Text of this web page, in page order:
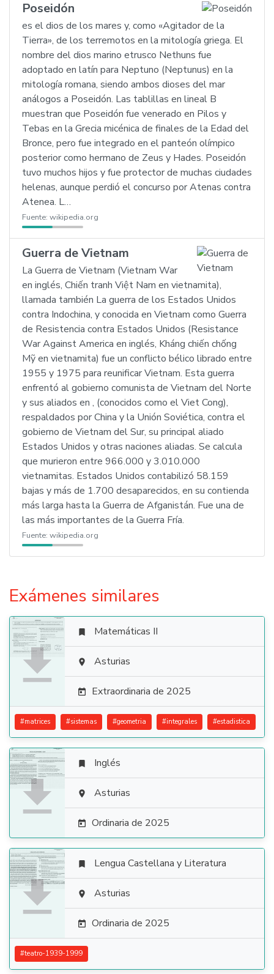
Poseidón
es el dios de los mares y, como «Agitador de la
Tierra», de los terremotos en la mitología griega. El
nombre del dios marino etrusco Nethuns fue
adoptado en latín para Neptuno (Neptunus) en la
mitología romana, siendo ambos dioses del mar
análogos a Poseidón. Las tablillas en lineal B
muestran que Poseidón fue venerado en Pilos y
Tebas en la Grecia micénica de finales de la Edad del
Bronce, pero fue integrado en el panteón olímpico
posterior como hermano de Zeus y Hades. Poseidón
tuvo muchos hijos y fue protector de muchas ciudades
helenas, aunque perdió el concurso por Atenas contra
Atenea. L…
Fuente: wikipedia.org
Guerra de Vietnam
La Guerra de Vietnam (Vietnam War
en inglés, Chiến tranh Việt Nam en vietnamita),
llamada también La guerra de los Estados Unidos
contra Indochina, y conocida en Vietnam como Guerra
de Resistencia contra Estados Unidos (Resistance
War Against America en inglés, Kháng chiến chống
Mỹ en vietnamita) fue un conflicto bélico librado entre
1955 y 1975 para reunificar Vietnam. Esta guerra
enfrentó al gobierno comunista de Vietnam del Norte
y sus aliados en , (conocidos como el Viet Cong),
respaldados por China y la Unión Soviética, contra el
gobierno de Vietnam del Sur, su principal aliado
Estados Unidos y otras naciones aliadas. Se calcula
que murieron entre 966.000 y 3.010.000
vietnamitas. Estados Unidos contabilizó 58.159
bajas y más de 1.700 desaparecidos, en su contienda
más larga hasta la Guerra de Afganistán. Fue una de
las más importantes de la Guerra Fría.
Fuente: wikipedia.org
Exámenes similares

 Matemáticas II
 Asturias
 Extraordinaria de 2025
#matrices #sistemas #geometria #integrales #estadistica

 Inglés
 Asturias
 Ordinaria de 2025

 Lengua Castellana y Literatura
 Asturias
 Ordinaria de 2025
#teatro-1939-1999